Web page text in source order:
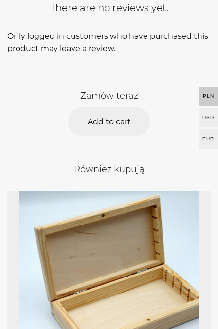
There are no reviews yet.
Only logged in customers who have purchased this
product may leave a review.
Zamów teraz
Add to cart
Również kupują
PLN
USD
EUR